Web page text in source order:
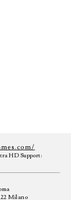
HD Support:
Milano